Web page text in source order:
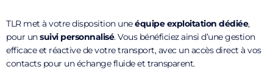
TLR met à votre disposition uneéquipe exploitation dédiée,
pour unsuivi personnalisé. Vous bénéficiez ainsi d’une gestion
efficace et réactive de votre transport, avec un accès direct à vos
contacts pour un échange fluide et transparent.